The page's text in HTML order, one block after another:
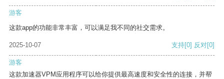
游客
这款app的功能非常丰富，可以满足我不同的社交需求。
2025-10-07 支持[0] 反对[0]
游客
这款加速器VPM应用程序可以给你提供最高速度和安全性的连接，并帮